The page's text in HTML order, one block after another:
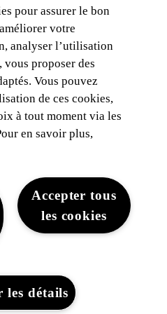
site WLTP Vie privée
pour assurer le bon
votre
analyser l’utilisation
vous proposer des
Vous pouvez
de ces cookies,
à tout moment via les
en savoir plus,
Accepter tous
les cookies
les détails